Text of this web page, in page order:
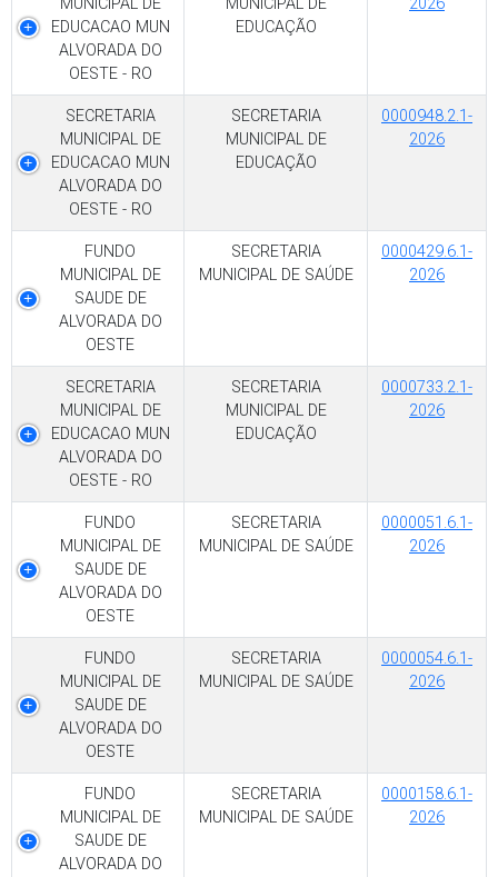
MUNICIPAL DE
EDUCACAO MUN
ALVORADA DO
OESTE - RO
MUNICIPAL DE
EDUCAÇÃO
2026
SECRETARIA
MUNICIPAL DE
EDUCACAO MUN
ALVORADA DO
OESTE - RO
SECRETARIA
MUNICIPAL DE
EDUCAÇÃO
0000948.2.1-
2026
FUNDO
MUNICIPAL DE
SAUDE DE
ALVORADA DO
OESTE
SECRETARIA
MUNICIPAL DE SAÚDE
0000429.6.1-
2026
SECRETARIA
MUNICIPAL DE
EDUCACAO MUN
ALVORADA DO
OESTE - RO
SECRETARIA
MUNICIPAL DE
EDUCAÇÃO
0000733.2.1-
2026
FUNDO
MUNICIPAL DE
SAUDE DE
ALVORADA DO
OESTE
SECRETARIA
MUNICIPAL DE SAÚDE
0000051.6.1-
2026
FUNDO
MUNICIPAL DE
SAUDE DE
ALVORADA DO
OESTE
SECRETARIA
MUNICIPAL DE SAÚDE
0000054.6.1-
2026
FUNDO
MUNICIPAL DE
SAUDE DE
ALVORADA DO
SECRETARIA
MUNICIPAL DE SAÚDE
0000158.6.1-
2026